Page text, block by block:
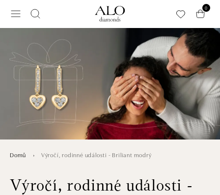
0
Domů Výročí, rodinné události - Briliant modrý
Výročí, rodinné události -